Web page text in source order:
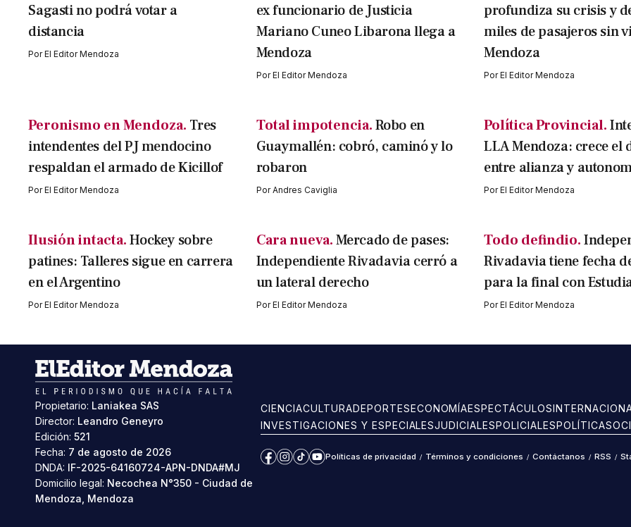
Sagasti no podrá votar a
distancia
PorEl Editor Mendoza
ex funcionario de Justicia
Mariano Cuneo Libarona llega a
Mendoza
PorEl Editor Mendoza
profundiza su crisis y
miles de pasajeros sin
Mendoza
PorEl Editor Mendoza
Peronismo en Mendoza. Tres
intendentes del PJ mendocino
respaldan el armado de Kicillof
PorEl Editor Mendoza
Total impotencia.Robo en
Guaymallén: cobró, caminó y lo
robaron
PorAndres Caviglia
Política Provincial.
LLA Mendoza: crece el
entre alianza y
PorEl Editor Mendoza
Ilusión intacta. Hockey sobre
patines: Talleres sigue en carrera
en el Argentino
PorEl Editor Mendoza
Cara nueva.Mercado de pases:
Independiente Rivadavia cerró a
un lateral derecho
PorEl Editor Mendoza
Todo defindio.
Rivadavia tiene fecha
para la final con
PorEl Editor Mendoza
Propietario: Laniakea SAS
Director: Leandro Geneyro
Edición: 521
Fecha: 7 de agosto de 2026
DNDA: IF-2025-64160724-APN-DNDA#MJ
Domicilio legal: Necochea N°350 - Ciudad de
Mendoza, Mendoza
CIENCIACULTURADEPORTESECONOMÍAESPECTÁCULOS
INVESTIGACIONES Y ESPECIALESJUDICIALESPOLICIALESPOLÍTICA
Facebook
Instagram
TikTokYouTube
Políticas de privacidad / Términos y condiciones / Contáctanos / RSS /